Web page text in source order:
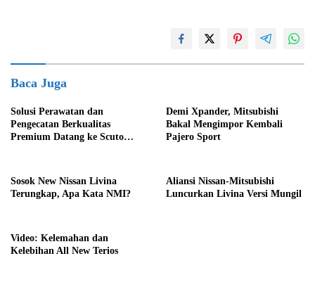
Baca Juga
Solusi Perawatan dan
Pengecatan Berkualitas
Premium Datang ke Scuto
Demi Xpander, Mitsubishi
Bakal Mengimpor Kembali
Pajero Sport
Sosok New Nissan Livina
Terungkap, Apa Kata NMI?
Aliansi Nissan-Mitsubishi
Luncurkan Livina Versi Mungil
Video: Kelemahan dan
Kelebihan All New Terios